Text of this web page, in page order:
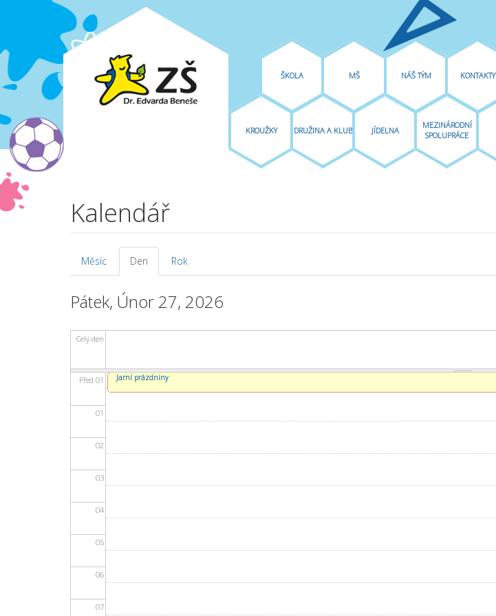
Přejít k hlavnímu obsahu
KROUŽKY
ŠKOLA
DRUŽINA A KLUB JÍDELNA
MEZINÁRODNÍ
SPOLUPRÁCE
NÁŠ TÝM KONTAKTY
MŠ
Kalendář
Hlavní záložky
Měsíc Den (aktivní
záložka)
Rok
Pátek, Únor 27, 2026
Celý den
Před 01
01
02
03
04
05
06
07
Jarní prázdniny